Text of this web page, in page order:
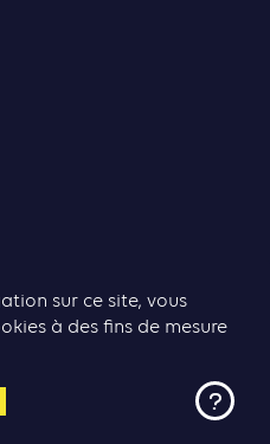
Yann Rolland Thibaut Caroli
sur ce site, vous
à des fins de mesure